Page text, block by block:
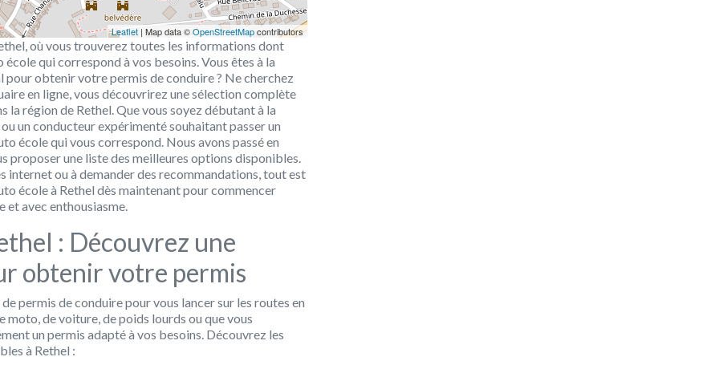
Leaflet| Map data ©OpenStreetMapcontributors
où vous trouverez toutes les informations dont
qui correspond à vos besoins. Vous êtes à la
pour obtenir votre permis de conduire ? Ne cherchez
en ligne, vous découvrirez une sélection complète
la région de Rethel. Que vous soyez débutant à la
un conducteur expérimenté souhaitant passer un
école qui vous correspond. Nous avons passé en
proposer une liste des meilleures options disponibles.
internet ou à demander des recommandations, tout est
école à Rethel dès maintenant pour commencer
avec enthousiasme.
: Découvrez une
obtenir votre permis
permis de conduire pour vous lancer sur les routes en
de voiture, de poids lourds ou que vous
un permis adapté à vos besoins. Découvrez les
à Rethel :